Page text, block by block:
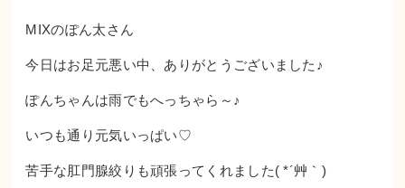
MIXのぽん太さん
今日はお足元悪い中、ありがとうございました♪
ぽんちゃんは雨でもへっちゃら～♪
いつも通り元気いっぱい♡
苦手な肛門腺絞りも頑張ってくれました( *´艸｀)